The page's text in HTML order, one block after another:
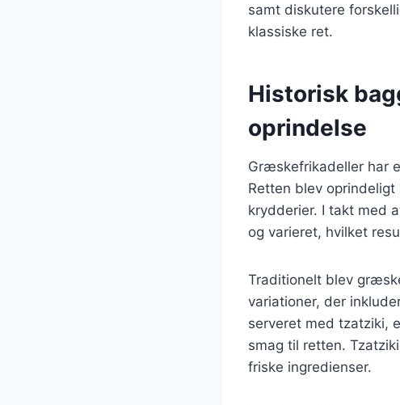
samt diskutere
klassiske ret.
Historisk
oprindelse
Græskefrikadeller har
Retten blev
krydderier. I takt med
og varieret, hvilket
Traditionelt blev
variationer, der
serveret med tzatziki,
smag til retten.
friske ingredienser.